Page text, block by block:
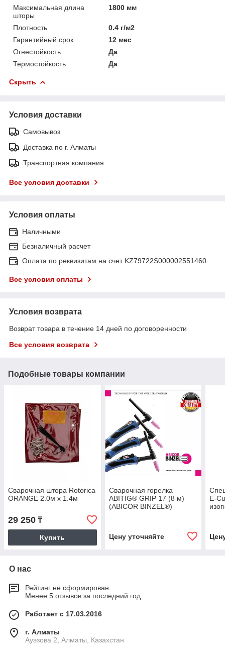
Максимальная длина
шторы
1800 мм
Плотность
0.4 г/м2
Гарантийный срок
12 мес
Огнестойкость
Да
Термостойкость
Да
Скрыть
Условия доставки
Самовывоз
Доставка по г. Алматы
Транспортная компания
Все условия доставки
Условия оплаты
Наличными
Безналичный расчет
Оплата по реквизитам на счет KZ79722S000002551460
Все условия оплаты
Условия возврата
Возврат товара в течение 14 дней по договоренности
Все условия возврата
Подобные товары компании
Сварочная штора Rotorica
ORANGE 2.0м x 1.4м
29 250 ₸
Купить
Сварочная горелка
ABITIG® GRIP 17 (8 м)
(ABICOR BINZEL®)
Цену уточняйте
E-
О нас
Рейтинг не сформирован
Менее 5 отзывов за последний год
Работает с 17.03.2016
г. Алматы
Ауэзова 2, Алматы, Казахстан